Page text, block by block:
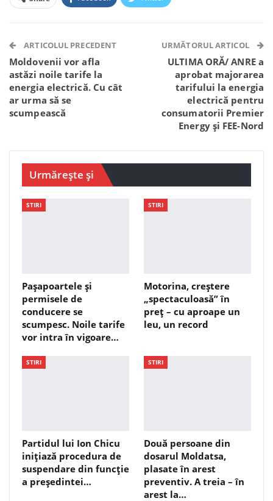
Telegram WhatsApp Viber
ARTICOLUL PRECEDENT
Moldovenii vor afla
astăzi noile tarife la
energia electrică. Cu cât
ar urma să se
scumpească
URMĂTORUL ARTICOL
ULTIMA ORĂ/ ANRE a
aprobat majorarea
tarifului la energia
electrică pentru
consumatorii Premier
Energy și FEE-Nord
Urmărește și
STIRI
Pașapoartele și
permisele de
conducere se
scumpesc. Noile tarife
vor intra în vigoare…
STIRI
Motorina, creștere
„spectaculoasă” în
preț – cu aproape un
leu, un record
STIRI
Partidul lui Ion Chicu
inițiază procedura de
suspendare din funcție
a președintei…
STIRI
Două persoane din
dosarul Moldatsa,
plasate în arest
preventiv. A treia – în
arest la…